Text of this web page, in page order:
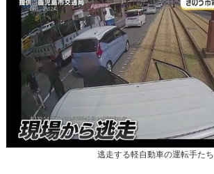
逃走する軽自動車の運転手たち